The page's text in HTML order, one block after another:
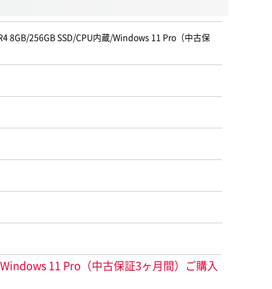
8GB/256GB SSD/CPU内蔵/Windows 11 Pro（中古保
11 Pro（中古保証3ヶ月間）ご購入